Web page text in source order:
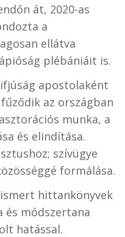
át, 2020-as
a
ellátva
plébániáit is.
apostolaként
az országban
munka, a
és elindítása.
szívügye
formálása.
ismert hittankönyvek
és módszertana
hatással.